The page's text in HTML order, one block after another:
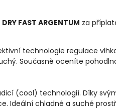
DRY FAST ARGENTUM za
technologie regulace
Současně oceníte
(cool) technologií. Díky
Ideální chladné a suché